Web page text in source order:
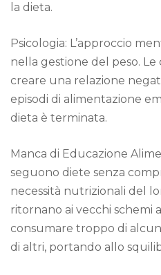
la dieta.
Psicologia: L’approccio
nella gestione del peso.
creare una relazione
episodi di alimentazione
dieta è terminata.
Manca di Educazione
seguono diete senza
necessità nutrizionali del
ritornano ai vecchi schemi
consumare troppo di
di altri, portando allo